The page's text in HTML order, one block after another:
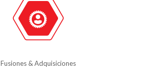
Fusiones & Adquisiciones